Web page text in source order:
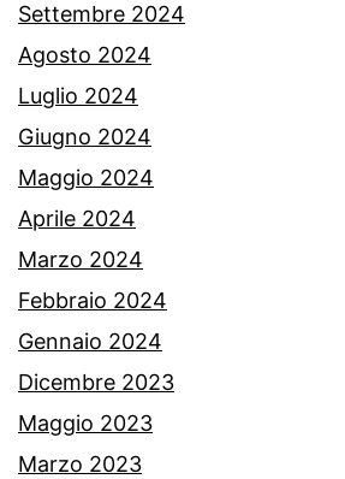
Settembre 2024
Agosto 2024
Luglio 2024
Giugno 2024
Maggio 2024
Aprile 2024
Marzo 2024
Febbraio 2024
Gennaio 2024
Dicembre 2023
Maggio 2023
Marzo 2023